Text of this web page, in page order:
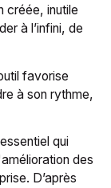
créée, inutile
à l’infini, de
favorise
à son rythme,
qui
des
D’après